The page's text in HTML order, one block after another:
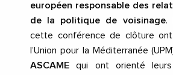
européen responsable des
de la politique de voisinage.
cette conférence de clôture
l’Union pour la Méditerranée
ASCAME qui ont orienté